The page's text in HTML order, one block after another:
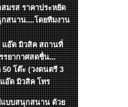
มรส ราคาประหยัด
สนาน....โดยทีมงาน
แอ๊ด มิวสิค สถานที่
รยากาศสดชื่น...
โต๊ะ (วงดนตรี 3
แอ๊ด มิวสิค โทร
แบบสนุกสนาน ด้วย